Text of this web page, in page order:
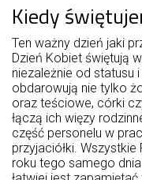
Kiedy
Ten ważny dzień jaki
Dzień Kobiet świętują
niezależnie od statusu
obdarowują nie tylko
oraz teściowe, córki
łączą ich więzy
część personelu w
przyjaciółki.
roku tego samego